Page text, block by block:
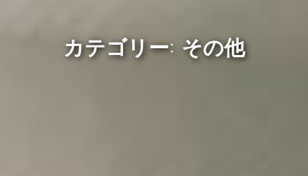
カテゴリー: その他